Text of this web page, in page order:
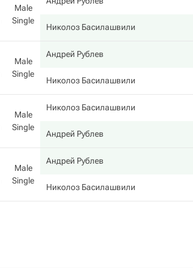
Male
Single
Николоз Басилашвили
Male
Single
Андрей Рублев
Николоз Басилашвили
Male
Single
Николоз Басилашвили
Андрей Рублев
Male
Single
Андрей Рублев
Николоз Басилашвили